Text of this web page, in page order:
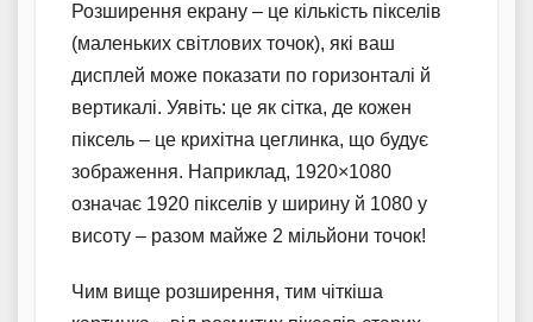
Розширення екрану – це кількість пікселів
(маленьких світлових точок), які ваш
дисплей може показати по горизонталі й
вертикалі. Уявіть: це як сітка, де кожен
піксель – це крихітна цеглинка, що будує
зображення. Наприклад, 1920×1080
означає 1920 пікселів у ширину й 1080 у
висоту – разом майже 2 мільйони точок!
Чим вище розширення, тим чіткіша